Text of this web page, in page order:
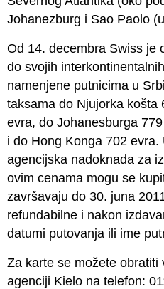
Johanezburg i Sao Paolo
Od 14. decembra Swiss je
do svojih
namenjene putnicima u
taksama do Njujorka košta
evra, do Johanesburga
i do Hong Konga 702
agencijska nadoknada za
ovim cenama mogu se
završavaju do 30. juna
refundabilne i nakon
datumi putovanja ili ime
Za karte se možete obratiti
agenciji Kielo na telefon: